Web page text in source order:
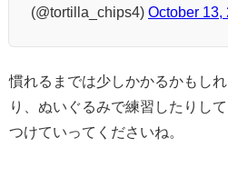
(@tortilla_chips4) October 13,
慣れるまでは少しかかるかもし
り、ぬいぐるみで練習したりし
つけていってくださいね。